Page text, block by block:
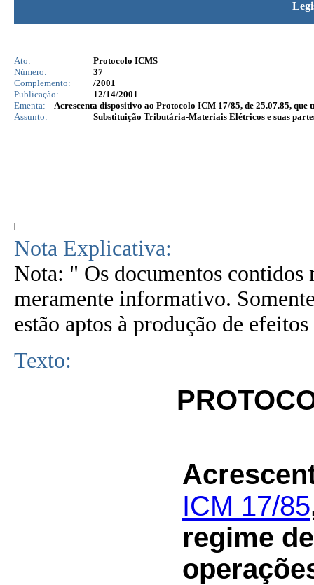
Ato:
Protocolo ICMS
Número:
37
Complemento:
/2001
Publicação:
12/14/2001
Ementa:
Acrescenta dispositivo ao Protocolo ICM 17/85, de 25.07.85,
Assunto:
Substituição Tributária-Materiais Elétricos e suas
Nota Explicativa:
Nota: " Os documentos contidos
meramente informativo.
estão aptos à produção de
Texto:
ICM 17/85
regime